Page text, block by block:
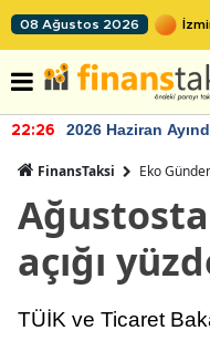
08 Ağustos 2026
22:26 2026 Haziran
FinansTaksi Eko
açığı
TÜİK ve Ticaret